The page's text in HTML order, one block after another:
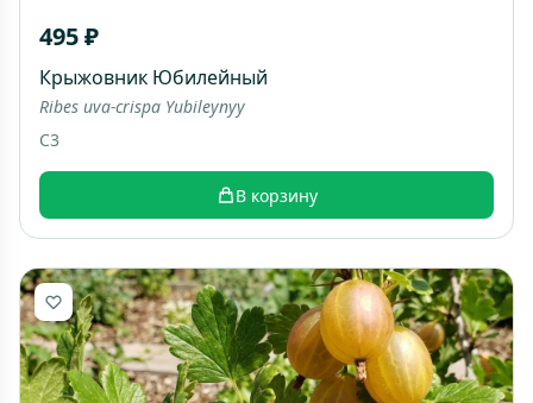
495 ₽
Крыжовник Юбилейный
Ribes uva-crispa Yubileynyy
C3
В корзину